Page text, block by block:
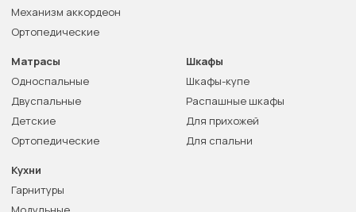
Механизм аккордеон
Ортопедические
Матрасы
Односпальные
Двуспальные
Детские
Ортопедические
Шкафы
Шкафы-купе
Распашные шкафы
Для прихожей
Для спальни
Кухни
Гарнитуры